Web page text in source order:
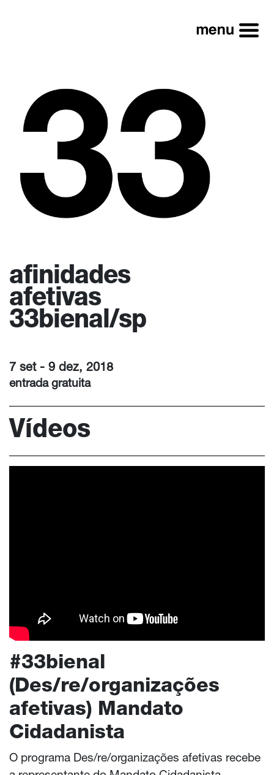
afinidades
afetivas
33bienal/sp
7 set - 9 dez, 2018
entrada gratuita
Vídeos
#33bienal
(Des/re/organizações
afetivas) Mandato
Cidadanista
O programa Des/re/organizações afetivas recebe